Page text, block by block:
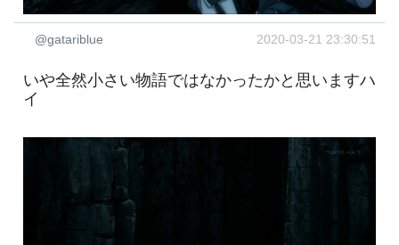
@gatariblue 2020-03-21 23:30:51
いや全然小さい物語ではなかったかと思いますハ
イ